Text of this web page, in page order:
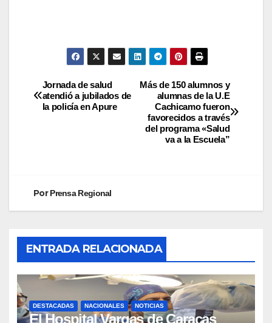
Más de 150 alumnos y
alumnas de la U.E
Cachicamo fueron
favorecidos a través
del programa «Salud
va a la Escuela”
Jornada de salud
atendió a jubilados de
la policía en Apure
PorPrensa Regional
ENTRADA RELACIONADA
DESTACADAS NACIONALES NOTICIAS
El Hospital Vargas de Caracas